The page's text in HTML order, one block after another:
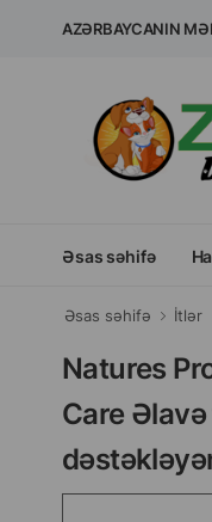
AZƏRBAYCANIN
Əsas səhifə
Əsas səhifə İtlər
Natures
Care